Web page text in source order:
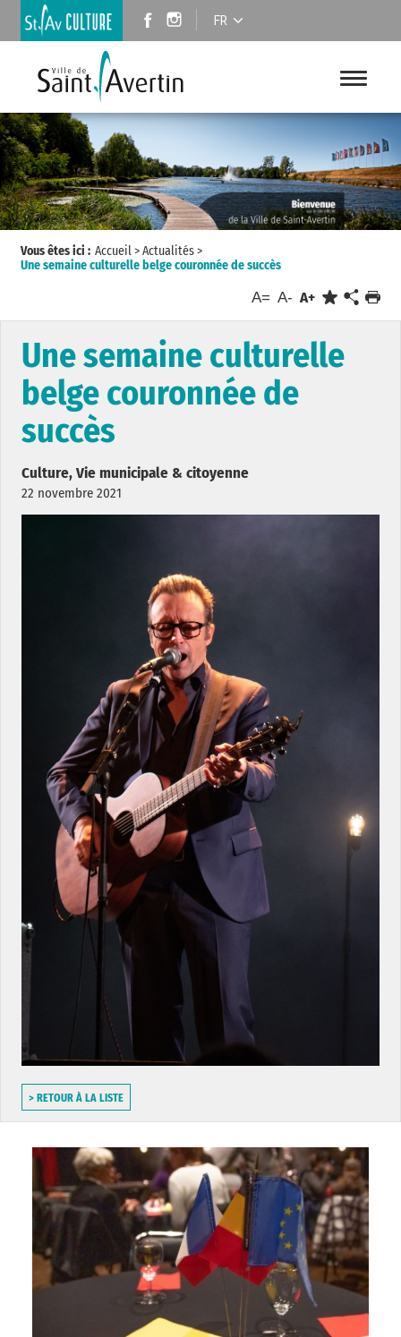
FR
Vous êtes ici : Accueil>Actualités>
Une semaine culturelle belge couronnée de succès
A= A- A+
Une semaine culturelle
belge couronnée de
succès
Culture, Vie municipale & citoyenne
22 novembre 2021
> RETOUR À LA LISTE